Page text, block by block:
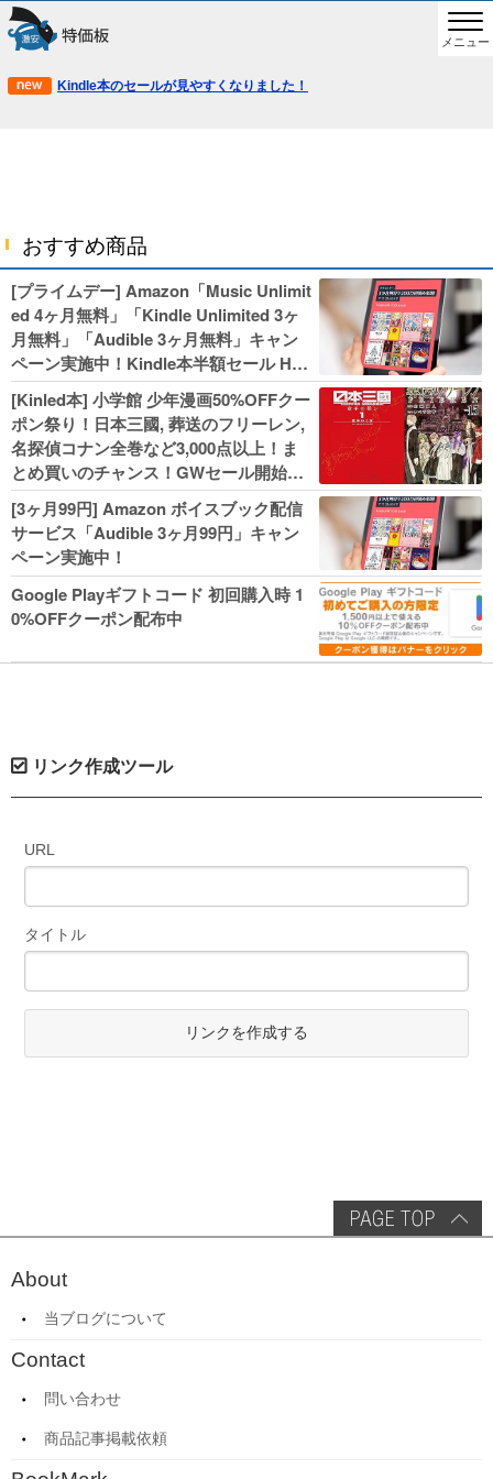
メニュー
Kindle本のセールが見やすくなりました！
おすすめ商品
[プライムデー] Amazon「Music Unlimit
ed 4ヶ月無料」「Kindle Unlimited 3ヶ
月無料」「Audible 3ヶ月無料」キャン
ペーン実施中！Kindle本半額セール HU
NTER×HUNTERなど集英社、無職転生,
幼女戦記などKADOKAWA、キャプテン
翼100円セールも！
[Kinled本] 小学館 少年漫画50%OFFクー
ポン祭り！日本三國, 葬送のフリーレン,
名探偵コナン全巻など3,000点以上！ま
とめ買いのチャンス！GWセール開始！
人気コミック多数 カドカワ祭やIT関連本
がセールに！
[3ヶ月99円] Amazon ボイスブック配信
サービス「Audible 3ヶ月99円」キャン
ペーン実施中！
Google Playギフトコード 初回購入時 1
0%OFFクーポン配布中
リンク作成ツール
URL
タイトル
リンクを作成する
About
当ブログについて
Contact
問い合わせ
商品記事掲載依頼